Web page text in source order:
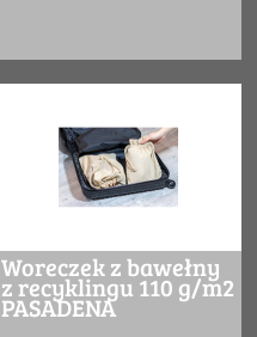
Woreczek z bawełny
z recyklingu 110 g/m2
PASADENA